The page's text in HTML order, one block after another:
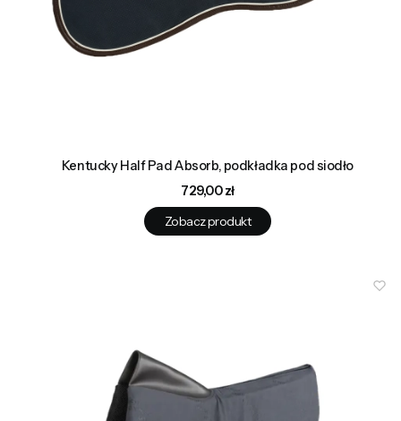
Kentucky Half Pad Absorb, podkładka pod siodło
Cena
729,00 zł
Zobacz produkt